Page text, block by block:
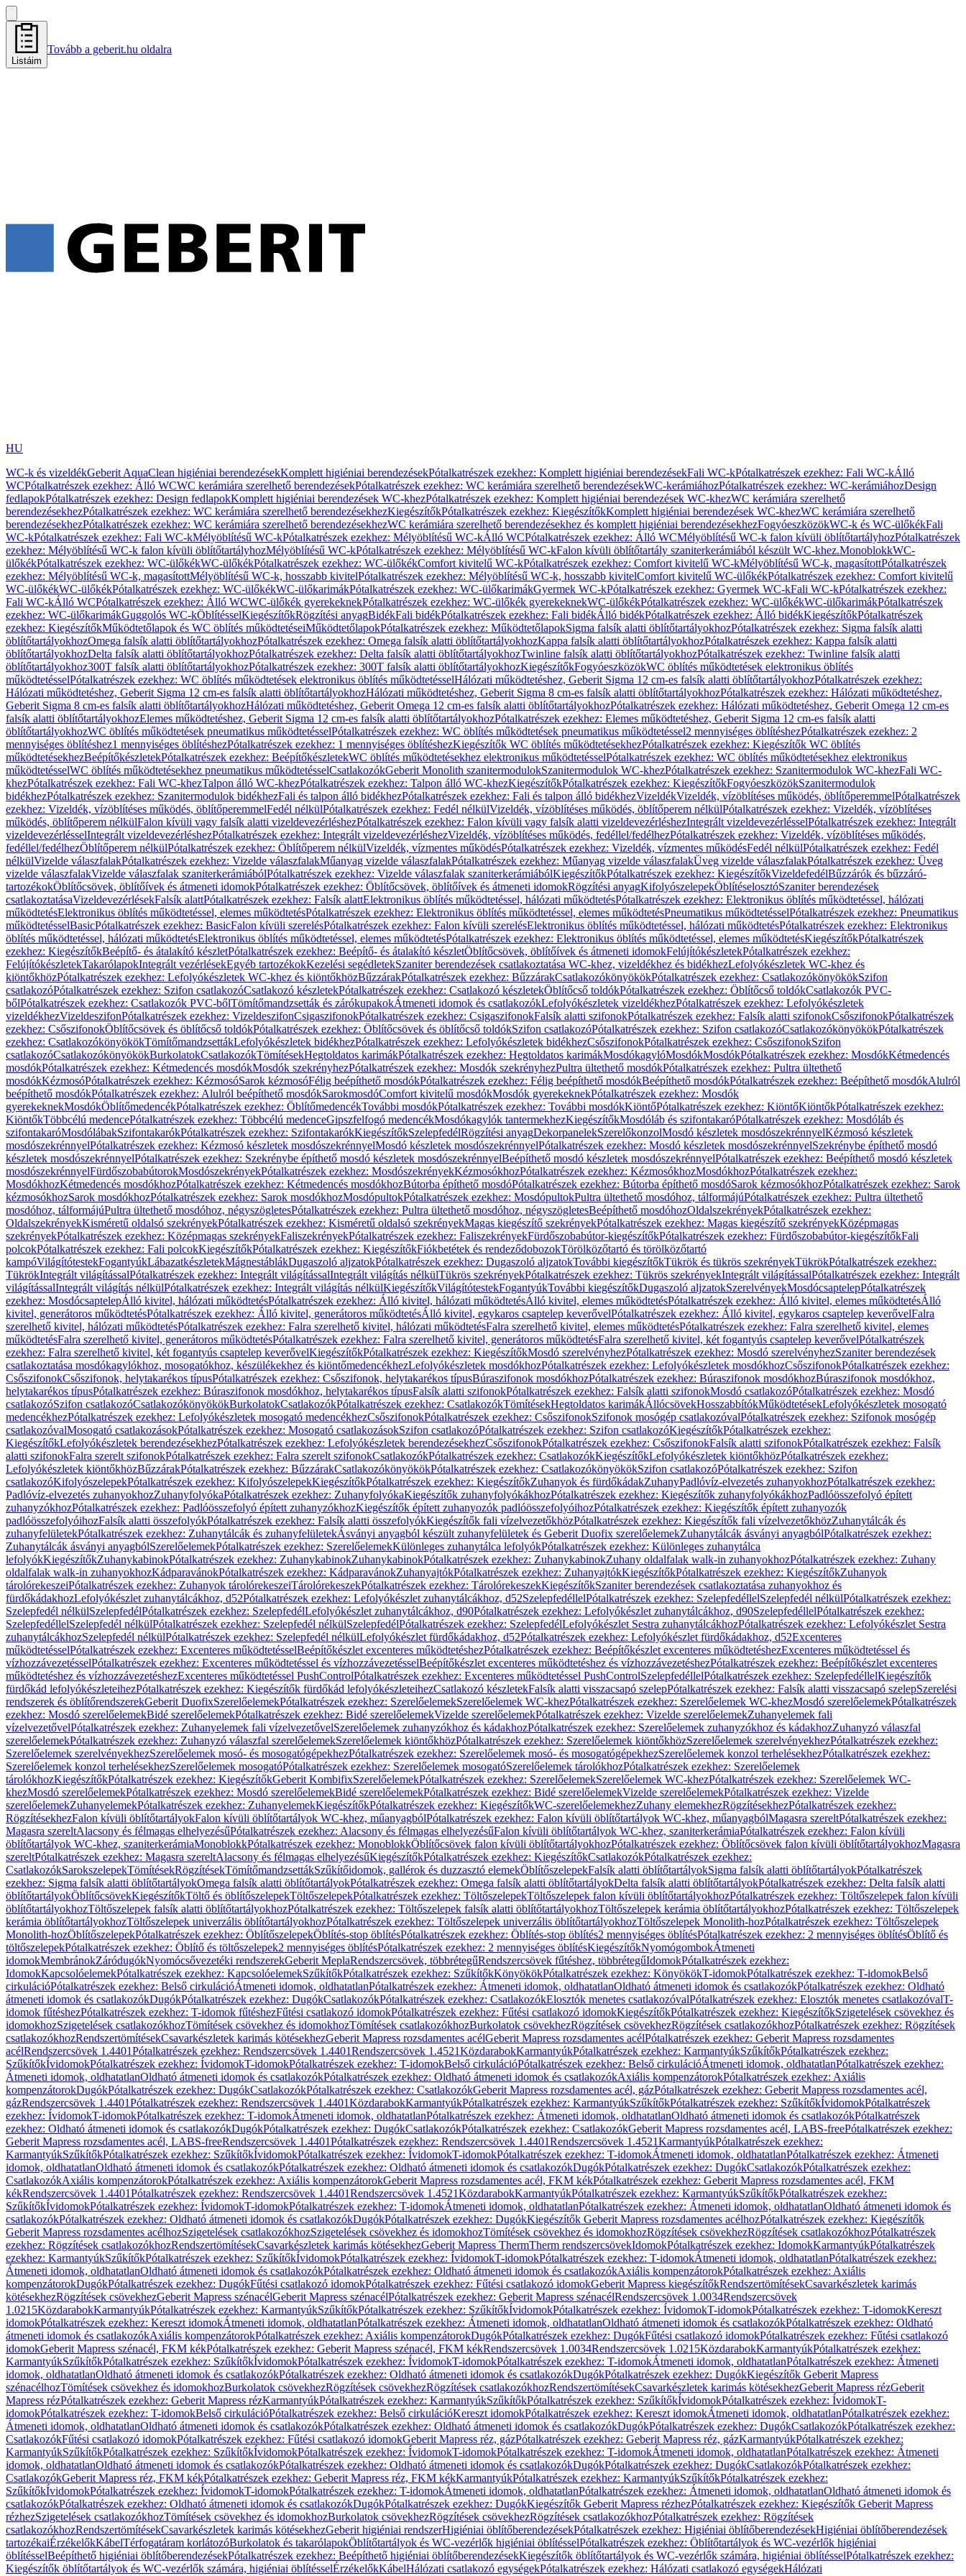
Listáim
Tovább a geberit.hu oldalra
HU
WC-k és vizeldékGeberit AquaClean higiéniai berendezésekKomplett higiéniai berendezésekPótalkatrészek ezekhez: Komplett higiéniai berendezésekFali WC-kPótalkatrészek ezekhez: Fali WC-kÁlló
WCPótalkatrészek ezekhez: Álló WCWC kerámiára szerelhető berendezésekPótalkatrészek ezekhez: WC kerámiára szerelhető berendezésekWC-kerámiáhozPótalkatrészek ezekhez: WC-kerámiáhozDesign
fedlapokPótalkatrészek ezekhez: Design fedlapokKomplett higiéniai berendezések WC-khezPótalkatrészek ezekhez: Komplett higiéniai berendezések WC-khezWC kerámiára szerelhető
berendezésekhezPótalkatrészek ezekhez: WC kerámiára szerelhető berendezésekhezKiegészítőkPótalkatrészek ezekhez: KiegészítőkKomplett higiéniai berendezések WC-khezWC kerámiára szerelhető
berendezésekhezPótalkatrészek ezekhez: WC kerámiára szerelhető berendezésekhezWC kerámiára szerelhető berendezésekhez és komplett higiéniai berendezésekhezFogyóeszközökWC-k és WC-ülőkékFali
WC-kPótalkatrészek ezekhez: Fali WC-kMélyöblítésű WC-kPótalkatrészek ezekhez: Mélyöblítésű WC-kÁlló WCPótalkatrészek ezekhez: Álló WCMélyöblítésű WC-k falon kívüli öblítőtartályhozPótalkatrészek
ezekhez: Mélyöblítésű WC-k falon kívüli öblítőtartályhozMélyöblítésű WC-kPótalkatrészek ezekhez: Mélyöblítésű WC-kFalon kívüli öblítőtartály szaniterkerámiából készült WC-khez.MonoblokkWC-
ülőkékPótalkatrészek ezekhez: WC-ülőkékWC-ülőkékPótalkatrészek ezekhez: WC-ülőkékComfort kivitelű WC-kPótalkatrészek ezekhez: Comfort kivitelű WC-kMélyöblítésű WC-k, magasítottPótalkatrészek
ezekhez: Mélyöblítésű WC-k, magasítottMélyöblítésű WC-k, hosszabb kivitelPótalkatrészek ezekhez: Mélyöblítésű WC-k, hosszabb kivitelComfort kivitelű WC-ülőkékPótalkatrészek ezekhez: Comfort kivitelű
WC-ülőkékWC-ülőkékPótalkatrészek ezekhez: WC-ülőkékWC-ülőkarimákPótalkatrészek ezekhez: WC-ülőkarimákGyermek WC-kPótalkatrészek ezekhez: Gyermek WC-kFali WC-kPótalkatrészek ezekhez:
Fali WC-kÁlló WCPótalkatrészek ezekhez: Álló WCWC-ülőkék gyerekeknekPótalkatrészek ezekhez: WC-ülőkék gyerekeknekWC-ülőkékPótalkatrészek ezekhez: WC-ülőkékWC-ülőkarimákPótalkatrészek
ezekhez: WC-ülőkarimákGuggolós WC-kÖblítésselKiegészítőkRögzítési anyagBidékFali bidékPótalkatrészek ezekhez: Fali bidékÁlló bidékPótalkatrészek ezekhez: Álló bidékKiegészítőkPótalkatrészek
ezekhez: KiegészítőkMűködtetőlapok és WC öblítés működtetéseiMűködtetőlapokPótalkatrészek ezekhez: MűködtetőlapokSigma falsík alatti öblítőtartályokhozPótalkatrészek ezekhez: Sigma falsík alatti
öblítőtartályokhozOmega falsík alatti öblítőtartályokhozPótalkatrészek ezekhez: Omega falsík alatti öblítőtartályokhozKappa falsík alatti öblítőtartályokhozPótalkatrészek ezekhez: Kappa falsík alatti
öblítőtartályokhozDelta falsík alatti öblítőtartályokhozPótalkatrészek ezekhez: Delta falsík alatti öblítőtartályokhozTwinline falsík alatti öblítőtartályokhozPótalkatrészek ezekhez: Twinline falsík alatti
öblítőtartályokhoz300T falsík alatti öblítőtartályokhozPótalkatrészek ezekhez: 300T falsík alatti öblítőtartályokhozKiegészítőkFogyóeszközökWC öblítés működtetések elektronikus öblítés
működtetésselPótalkatrészek ezekhez: WC öblítés működtetések elektronikus öblítés működtetésselHálózati működtetéshez, Geberit Sigma 12 cm-es falsík alatti öblítőtartályokhozPótalkatrészek ezekhez:
Hálózati működtetéshez, Geberit Sigma 12 cm-es falsík alatti öblítőtartályokhozHálózati működtetéshez, Geberit Sigma 8 cm-es falsík alatti öblítőtartályokhozPótalkatrészek ezekhez: Hálózati működtetéshez,
Geberit Sigma 8 cm-es falsík alatti öblítőtartályokhozHálózati működtetéshez, Geberit Omega 12 cm-es falsík alatti öblítőtartályokhozPótalkatrészek ezekhez: Hálózati működtetéshez, Geberit Omega 12 cm-es
falsík alatti öblítőtartályokhozElemes működtetéshez, Geberit Sigma 12 cm-es falsík alatti öblítőtartályokhozPótalkatrészek ezekhez: Elemes működtetéshez, Geberit Sigma 12 cm-es falsík alatti
öblítőtartályokhozWC öblítés működtetések pneumatikus működtetésselPótalkatrészek ezekhez: WC öblítés működtetések pneumatikus működtetéssel2 mennyiséges öblítéshezPótalkatrészek ezekhez: 2
mennyiséges öblítéshez1 mennyiséges öblítéshezPótalkatrészek ezekhez: 1 mennyiséges öblítéshezKiegészítők WC öblítés működtetésekhezPótalkatrészek ezekhez: Kiegészítők WC öblítés
működtetésekhezBeépítőkészletekPótalkatrészek ezekhez: BeépítőkészletekWC öblítés működtetésekhez elektronikus működtetésselPótalkatrészek ezekhez: WC öblítés működtetésekhez elektronikus
működtetésselWC öblítés működtetésekhez pneumatikus működtetésselCsatlakozókGeberit Monolith szanitermodulokSzanitermodulok WC-khezPótalkatrészek ezekhez: Szanitermodulok WC-khezFali WC-
khezPótalkatrészek ezekhez: Fali WC-khezTalpon álló WC-khezPótalkatrészek ezekhez: Talpon álló WC-khezKiegészítőkPótalkatrészek ezekhez: KiegészítőkFogyóeszközökSzanitermodulok
bidékhezPótalkatrészek ezekhez: Szanitermodulok bidékhezFali és talpon álló bidékhezPótalkatrészek ezekhez: Fali és talpon álló bidékhezVizeldékVizeldék, vízöblítéses működés, öblítőperemmelPótalkatrészek
ezekhez: Vizeldék, vízöblítéses működés, öblítőperemmelFedél nélkülPótalkatrészek ezekhez: Fedél nélkülVizeldék, vízöblítéses működés, öblítőperem nélkülPótalkatrészek ezekhez: Vizeldék, vízöblítéses
működés, öblítőperem nélkülFalon kívüli vagy falsík alatti vizeldevezérléshezPótalkatrészek ezekhez: Falon kívüli vagy falsík alatti vizeldevezérléshezIntegrált vizeldevezérlésselPótalkatrészek ezekhez: Integrált
vizeldevezérlésselIntegrált vizeldevezérléshezPótalkatrészek ezekhez: Integrált vizeldevezérléshezVizeldék, vízöblítéses működés, fedéllel/fedélhezPótalkatrészek ezekhez: Vizeldék, vízöblítéses működés,
fedéllel/fedélhezÖblítőperem nélkülPótalkatrészek ezekhez: Öblítőperem nélkülVizeldék, vízmentes működésPótalkatrészek ezekhez: Vizeldék, vízmentes működésFedél nélkülPótalkatrészek ezekhez: Fedél
nélkülVizelde válaszfalakPótalkatrészek ezekhez: Vizelde válaszfalakMűanyag vizelde válaszfalakPótalkatrészek ezekhez: Műanyag vizelde válaszfalakÜveg vizelde válaszfalakPótalkatrészek ezekhez: Üveg
vizelde válaszfalakVizelde válaszfalak szaniterkerámiábólPótalkatrészek ezekhez: Vizelde válaszfalak szaniterkerámiábólKiegészítőkPótalkatrészek ezekhez: KiegészítőkVizeldefedélBűzzárók és bűzzáró-
tartozékokÖblítőcsövek, öblítőívek és átmeneti idomokPótalkatrészek ezekhez: Öblítőcsövek, öblítőívek és átmeneti idomokRögzítési anyagKifolyószelepekÖblítéselosztóSzaniter berendezések
csatlakoztatásaVizeldevezérlésekFalsík alattPótalkatrészek ezekhez: Falsík alattElektronikus öblítés működtetéssel, hálózati működtetésPótalkatrészek ezekhez: Elektronikus öblítés működtetéssel, hálózati
működtetésElektronikus öblítés működtetéssel, elemes működtetésPótalkatrészek ezekhez: Elektronikus öblítés működtetéssel, elemes működtetésPneumatikus működtetésselPótalkatrészek ezekhez: Pneumatikus
működtetésselBasicPótalkatrészek ezekhez: BasicFalon kívüli szerelésPótalkatrészek ezekhez: Falon kívüli szerelésElektronikus öblítés működtetéssel, hálózati működtetésPótalkatrészek ezekhez: Elektronikus
öblítés működtetéssel, hálózati működtetésElektronikus öblítés működtetéssel, elemes működtetésPótalkatrészek ezekhez: Elektronikus öblítés működtetéssel, elemes működtetésKiegészítőkPótalkatrészek
ezekhez: KiegészítőkBeépítő- és átalakító készletPótalkatrészek ezekhez: Beépítő- és átalakító készletÖblítőcsövek, öblítőívek és átmeneti idomokFelújítókészletekPótalkatrészek ezekhez:
FelújítókészletekTakarólapokIntegrált vezérlésekEgyéb tartozékokKezelési segédletekSzaniter berendezések csatlakoztatása WC-khez, vizeldékhez és bidékhezLefolyókészletek WC-khez és
kiöntőkhözPótalkatrészek ezekhez: Lefolyókészletek WC-khez és kiöntőkhözBűzzárakPótalkatrészek ezekhez: BűzzárakCsatlakozókönyökökPótalkatrészek ezekhez: CsatlakozókönyökökSzifon
csatlakozóPótalkatrészek ezekhez: Szifon csatlakozóCsatlakozó készletekPótalkatrészek ezekhez: Csatlakozó készletekÖblítőcső toldókPótalkatrészek ezekhez: Öblítőcső toldókCsatlakozók PVC-
bőlPótalkatrészek ezekhez: Csatlakozók PVC-bőlTömítőmandzsetták és zárókupakokÁtmeneti idomok és csatlakozókLefolyókészletek vizeldékhezPótalkatrészek ezekhez: Lefolyókészletek
vizeldékhezVizeldeszifonPótalkatrészek ezekhez: VizeldeszifonCsigaszifonokPótalkatrészek ezekhez: CsigaszifonokFalsík alatti szifonokPótalkatrészek ezekhez: Falsík alatti szifonokCsőszifonokPótalkatrészek
ezekhez: CsőszifonokÖblítőcsövek és öblítőcső toldókPótalkatrészek ezekhez: Öblítőcsövek és öblítőcső toldókSzifon csatlakozóPótalkatrészek ezekhez: Szifon csatlakozóCsatlakozókönyökökPótalkatrészek
ezekhez: CsatlakozókönyökökTömítőmandzsettákLefolyókészletek bidékhezPótalkatrészek ezekhez: Lefolyókészletek bidékhezCsőszifonokPótalkatrészek ezekhez: CsőszifonokSzifon
csatlakozóCsatlakozókönyökökBurkolatokCsatlakozókTömítésekHegtoldatos karimákPótalkatrészek ezekhez: Hegtoldatos karimákMosdókagylóMosdókMosdókPótalkatrészek ezekhez: MosdókKétmedencés
mosdókPótalkatrészek ezekhez: Kétmedencés mosdókMosdók szekrényhezPótalkatrészek ezekhez: Mosdók szekrényhezPultra ültethető mosdókPótalkatrészek ezekhez: Pultra ültethető
mosdókKézmosóPótalkatrészek ezekhez: KézmosóSarok kézmosóFélig beépíthető mosdókPótalkatrészek ezekhez: Félig beépíthető mosdókBeépíthető mosdókPótalkatrészek ezekhez: Beépíthető mosdókAlulról
beépíthető mosdókPótalkatrészek ezekhez: Alulról beépíthető mosdókSarokmosdóComfort kivitelű mosdókMosdók gyerekeknekPótalkatrészek ezekhez: Mosdók
gyerekeknekMosdókÖblítőmedencékPótalkatrészek ezekhez: ÖblítőmedencékTovábbi mosdókPótalkatrészek ezekhez: További mosdókKiöntőPótalkatrészek ezekhez: KiöntőKiöntőkPótalkatrészek ezekhez:
KiöntőkTöbbcélú medencePótalkatrészek ezekhez: Többcélú medenceGipszfelfogó medencékMosdókagylók tantermekhezKiegészítőkMosdóláb és szifontakaróPótalkatrészek ezekhez: Mosdóláb és
szifontakaróMosdólábakSzifontakarókPótalkatrészek ezekhez: SzifontakarókKiegészítőkSzelepfedélRögzítési anyagDekorpanelekSzerelőkonzolMosdó készletek mosdószekrénnyelKézmosó készletek
mosdószekrénnyelPótalkatrészek ezekhez: Kézmosó készletek mosdószekrénnyelMosdó készletek mosdószekrénnyelPótalkatrészek ezekhez: Mosdó készletek mosdószekrénnyelSzekrénybe építhető mosdó
készletek mosdószekrénnyelPótalkatrészek ezekhez: Szekrénybe építhető mosdó készletek mosdószekrénnyelBeépíthető mosdó készletek mosdószekrénnyelPótalkatrészek ezekhez: Beépíthető mosdó készletek
mosdószekrénnyelFürdőszobabútorokMosdószekrényekPótalkatrészek ezekhez: MosdószekrényekKézmosókhozPótalkatrészek ezekhez: KézmosókhozMosdókhozPótalkatrészek ezekhez:
MosdókhozKétmedencés mosdókhozPótalkatrészek ezekhez: Kétmedencés mosdókhozBútorba építhető mosdóPótalkatrészek ezekhez: Bútorba építhető mosdóSarok kézmosókhozPótalkatrészek ezekhez: Sarok
kézmosókhozSarok mosdókhozPótalkatrészek ezekhez: Sarok mosdókhozMosdópultokPótalkatrészek ezekhez: MosdópultokPultra ültethető mosdóhoz, tálformájúPótalkatrészek ezekhez: Pultra ültethető
mosdóhoz, tálformájúPultra ültethető mosdóhoz, négyszögletesPótalkatrészek ezekhez: Pultra ültethető mosdóhoz, négyszögletesBeépíthető mosdóhozOldalszekrényekPótalkatrészek ezekhez:
OldalszekrényekKisméretű oldalsó szekrényekPótalkatrészek ezekhez: Kisméretű oldalsó szekrényekMagas kiegészítő szekrényekPótalkatrészek ezekhez: Magas kiegészítő szekrényekKözépmagas
szekrényekPótalkatrészek ezekhez: Középmagas szekrényekFaliszekrényekPótalkatrészek ezekhez: FaliszekrényekFürdőszobabútor-kiegészítőkPótalkatrészek ezekhez: Fürdőszobabútor-kiegészítőkFali
polcokPótalkatrészek ezekhez: Fali polcokKiegészítőkPótalkatrészek ezekhez: KiegészítőkFiókbetétek és rendeződobozokTörölközőtartó és törölközőtartó
kampóVilágítótestekFogantyúkLábazatkészletekMágnestáblákDugaszoló aljzatokPótalkatrészek ezekhez: Dugaszoló aljzatokTovábbi kiegészítőkTükrök és tükrös szekrényekTükrökPótalkatrészek ezekhez:
TükrökIntegrált világítássalPótalkatrészek ezekhez: Integrált világítássalIntegrált világítás nélkülTükrös szekrényekPótalkatrészek ezekhez: Tükrös szekrényekIntegrált világítássalPótalkatrészek ezekhez: Integrált
világítássalIntegrált világítás nélkülPótalkatrészek ezekhez: Integrált világítás nélkülKiegészítőkVilágítótestekFogantyúkTovábbi kiegészítőkDugaszoló aljzatokSzerelvényekMosdócsaptelepPótalkatrészek
ezekhez: MosdócsaptelepÁlló kivitel, hálózati működtetésPótalkatrészek ezekhez: Álló kivitel, hálózati működtetésÁlló kivitel, elemes működtetésPótalkatrészek ezekhez: Álló kivitel, elemes működtetésÁlló
kivitel, generátoros működtetésPótalkatrészek ezekhez: Álló kivitel, generátoros működtetésÁlló kivitel, egykaros csaptelep keverővelPótalkatrészek ezekhez: Álló kivitel, egykaros csaptelep keverővelFalra
szerelhető kivitel, hálózati működtetésPótalkatrészek ezekhez: Falra szerelhető kivitel, hálózati működtetésFalra szerelhető kivitel, elemes működtetésPótalkatrészek ezekhez: Falra szerelhető kivitel, elemes
működtetésFalra szerelhető kivitel, generátoros működtetésPótalkatrészek ezekhez: Falra szerelhető kivitel, generátoros működtetésFalra szerelhető kivitel, két fogantyús csaptelep keverővelPótalkatrészek
ezekhez: Falra szerelhető kivitel, két fogantyús csaptelep keverővelKiegészítőkPótalkatrészek ezekhez: KiegészítőkMosdó szerelvényhezPótalkatrészek ezekhez: Mosdó szerelvényhezSzaniter berendezések
csatlakoztatása mosdókagylókhoz, mosogatókhoz, készülékekhez és kiöntőmedencékhezLefolyókészletek mosdókhozPótalkatrészek ezekhez: Lefolyókészletek mosdókhozCsőszifonokPótalkatrészek ezekhez:
CsőszifonokCsőszifonok, helytakarékos típusPótalkatrészek ezekhez: Csőszifonok, helytakarékos típusBúraszifonok mosdókhozPótalkatrészek ezekhez: Búraszifonok mosdókhozBúraszifonok mosdókhoz,
helytakarékos típusPótalkatrészek ezekhez: Búraszifonok mosdókhoz, helytakarékos típusFalsík alatti szifonokPótalkatrészek ezekhez: Falsík alatti szifonokMosdó csatlakozóPótalkatrészek ezekhez: Mosdó
csatlakozóSzifon csatlakozóCsatlakozókönyökökBurkolatokCsatlakozókPótalkatrészek ezekhez: CsatlakozókTömítésekHegtoldatos karimákÁllócsövekHosszabbítókMűködtetésekLefolyókészletek mosogató
medencékhezPótalkatrészek ezekhez: Lefolyókészletek mosogató medencékhezCsőszifonokPótalkatrészek ezekhez: CsőszifonokSzifonok mosógép csatlakozóvalPótalkatrészek ezekhez: Szifonok mosógép
csatlakozóvalMosogató csatlakozásokPótalkatrészek ezekhez: Mosogató csatlakozásokSzifon csatlakozóPótalkatrészek ezekhez: Szifon csatlakozóKiegészítőkPótalkatrészek ezekhez:
KiegészítőkLefolyókészletek berendezésekhezPótalkatrészek ezekhez: Lefolyókészletek berendezésekhezCsőszifonokPótalkatrészek ezekhez: CsőszifonokFalsík alatti szifonokPótalkatrészek ezekhez: Falsík
alatti szifonokFalra szerelt szifonokPótalkatrészek ezekhez: Falra szerelt szifonokCsatlakozókPótalkatrészek ezekhez: CsatlakozókKiegészítőkLefolyókészletek kiöntőkhözPótalkatrészek ezekhez:
Lefolyókészletek kiöntőkhözBűzzárakPótalkatrészek ezekhez: BűzzárakCsatlakozókönyökökPótalkatrészek ezekhez: CsatlakozókönyökökSzifon csatlakozóPótalkatrészek ezekhez: Szifon
csatlakozóKifolyószelepekPótalkatrészek ezekhez: KifolyószelepekKiegészítőkPótalkatrészek ezekhez: KiegészítőkZuhanyok és fürdőkádakZuhanyPadlóvíz-elvezetés zuhanyokhozPótalkatrészek ezekhez:
Padlóvíz-elvezetés zuhanyokhozZuhanyfolyókaPótalkatrészek ezekhez: ZuhanyfolyókaKiegészítők zuhanyfolyókákhozPótalkatrészek ezekhez: Kiegészítők zuhanyfolyókákhozPadlóösszefolyó épített
zuhanyzókhozPótalkatrészek ezekhez: Padlóösszefolyó épített zuhanyzókhozKiegészítők épített zuhanyozók padlóösszefolyóihozPótalkatrészek ezekhez: Kiegészítők épített zuhanyozók
padlóösszefolyóihozFalsík alatti összefolyókPótalkatrészek ezekhez: Falsík alatti összefolyókKiegészítők fali vízelvezetőkhözPótalkatrészek ezekhez: Kiegészítők fali vízelvezetőkhözZuhanytálcák és
zuhanyfelületekPótalkatrészek ezekhez: Zuhanytálcák és zuhanyfelületekÁsványi anyagból készült zuhanyfelületek és Geberit Duofix szerelőelemekZuhanytálcák ásványi anyagbólPótalkatrészek ezekhez:
Zuhanytálcák ásványi anyagbólSzerelőelemekPótalkatrészek ezekhez: SzerelőelemekKülönleges zuhanytálca lefolyókPótalkatrészek ezekhez: Különleges zuhanytálca
lefolyókKiegészítőkZuhanykabinokPótalkatrészek ezekhez: ZuhanykabinokZuhanykabinokPótalkatrészek ezekhez: ZuhanykabinokZuhany oldalfalak walk-in zuhanyokhozPótalkatrészek ezekhez: Zuhany
oldalfalak walk-in zuhanyokhozKádparavánokPótalkatrészek ezekhez: KádparavánokZuhanyajtókPótalkatrészek ezekhez: ZuhanyajtókKiegészítőkPótalkatrészek ezekhez: KiegészítőkZuhanyok
tárolórekeszeiPótalkatrészek ezekhez: Zuhanyok tárolórekeszeiTárolórekeszekPótalkatrészek ezekhez: TárolórekeszekKiegészítőkSzaniter berendezések csatlakoztatása zuhanyokhoz és
fürdőkádakhozLefolyókészlet zuhanytálcákhoz, d52Pótalkatrészek ezekhez: Lefolyókészlet zuhanytálcákhoz, d52SzelepfedéllelPótalkatrészek ezekhez: SzelepfedéllelSzelepfedél nélkülPótalkatrészek ezekhez:
Szelepfedél nélkülSzelepfedélPótalkatrészek ezekhez: SzelepfedélLefolyókészlet zuhanytálcákhoz, d90Pótalkatrészek ezekhez: Lefolyókészlet zuhanytálcákhoz, d90SzelepfedéllelPótalkatrészek ezekhez:
SzelepfedéllelSzelepfedél nélkülPótalkatrészek ezekhez: Szelepfedél nélkülSzelepfedélPótalkatrészek ezekhez: SzelepfedélLefolyókészlet Sestra zuhanytálcákhozPótalkatrészek ezekhez: Lefolyókészlet Sestra
zuhanytálcákhozSzelepfedél nélkülPótalkatrészek ezekhez: Szelepfedél nélkülLefolyókészlet fürdőkádakhoz, d52Pótalkatrészek ezekhez: Lefolyókészlet fürdőkádakhoz, d52Excenteres
működtetésselPótalkatrészek ezekhez: Excenteres működtetésselBeépítőkészlet excenteres működtetéshezPótalkatrészek ezekhez: Beépítőkészlet excenteres működtetéshezExcenteres működtetéssel és
vízhozzávezetésselPótalkatrészek ezekhez: Excenteres működtetéssel és vízhozzávezetésselBeépítőkészlet excenteres működtetéshez és vízhozzávezetéshezPótalkatrészek ezekhez: Beépítőkészlet excenteres
működtetéshez és vízhozzávezetéshezExcenteres működtetéssel PushControlPótalkatrészek ezekhez: Excenteres működtetéssel PushControlSzelepfedéllelPótalkatrészek ezekhez: SzelepfedéllelKiegészítők
fürdőkád lefolyókészleteihezPótalkatrészek ezekhez: Kiegészítők fürdőkád lefolyókészleteihezCsatlakozó készletekFalsík alatti visszacsapó szelepPótalkatrészek ezekhez: Falsík alatti visszacsapó szelepSzerelési
rendszerek és öblítőrendszerekGeberit DuofixSzerelőelemekPótalkatrészek ezekhez: SzerelőelemekSzerelőelemek WC-khezPótalkatrészek ezekhez: Szerelőelemek WC-khezMosdó szerelőelemekPótalkatrészek
ezekhez: Mosdó szerelőelemekBidé szerelőelemekPótalkatrészek ezekhez: Bidé szerelőelemekVizelde szerelőelemekPótalkatrészek ezekhez: Vizelde szerelőelemekZuhanyelemek fali
vízelvezetővelPótalkatrészek ezekhez: Zuhanyelemek fali vízelvezetővelSzerelőelemek zuhanyzókhoz és kádakhozPótalkatrészek ezekhez: Szerelőelemek zuhanyzókhoz és kádakhozZuhanyzó válaszfal
szerelőelemekPótalkatrészek ezekhez: Zuhanyzó válaszfal szerelőelemekSzerelőelemek kiöntőkhözPótalkatrészek ezekhez: Szerelőelemek kiöntőkhözSzerelőelemek szerelvényekhezPótalkatrészek ezekhez:
Szerelőelemek szerelvényekhezSzerelőelemek mosó- és mosogatógépekhezPótalkatrészek ezekhez: Szerelőelemek mosó- és mosogatógépekhezSzerelőelemek konzol terhelésekhezPótalkatrészek ezekhez:
Szerelőelemek konzol terhelésekhezSzerelőelemek mosogatóPótalkatrészek ezekhez: Szerelőelemek mosogatóSzerelőelemek tárolókhozPótalkatrészek ezekhez: Szerelőelemek
tárolókhozKiegészítőkPótalkatrészek ezekhez: KiegészítőkGeberit KombifixSzerelőelemekPótalkatrészek ezekhez: SzerelőelemekSzerelőelemek WC-khezPótalkatrészek ezekhez: Szerelőelemek WC-
khezMosdó szerelőelemekPótalkatrészek ezekhez: Mosdó szerelőelemekBidé szerelőelemekPótalkatrészek ezekhez: Bidé szerelőelemekVizelde szerelőelemekPótalkatrészek ezekhez: Vizelde
szerelőelemekZuhanyelemekPótalkatrészek ezekhez: ZuhanyelemekKiegészítőkPótalkatrészek ezekhez: KiegészítőkWC-szerelőelemekhezZuhany elemekhezRögzítésekhezPótalkatrészek ezekhez:
RögzítésekhezFalon kívüli öblítőtartályokFalon kívüli öblítőtartályok WC-khez, műanyagbólPótalkatrészek ezekhez: Falon kívüli öblítőtartályok WC-khez, műanyagbólMagasra szereltPótalkatrészek ezekhez:
Magasra szereltAlacsony és félmagas elhelyezésűPótalkatrészek ezekhez: Alacsony és félmagas elhelyezésűFalon kívüli öblítőtartályok WC-khez, szaniterkerámiaPótalkatrészek ezekhez: Falon kívüli
öblítőtartályok WC-khez, szaniterkerámiaMonoblokkPótalkatrészek ezekhez: MonoblokkÖblítőcsövek falon kívüli öblítőtartályokhozPótalkatrészek ezekhez: Öblítőcsövek falon kívüli öblítőtartályokhozMagasra
szereltPótalkatrészek ezekhez: Magasra szereltAlacsony és félmagas elhelyezésűKiegészítőkPótalkatrészek ezekhez: KiegészítőkCsatlakozókPótalkatrészek ezekhez:
CsatlakozókSarokszelepekTömítésekRögzítésekTömítőmandzsettákSzűkítőidomok, gallérok és duzzasztó elemekÖblítőszelepekFalsík alatti öblítőtartályokSigma falsík alatti öblítőtartályokPótalkatrészek
ezekhez: Sigma falsík alatti öblítőtartályokOmega falsík alatti öblítőtartályokPótalkatrészek ezekhez: Omega falsík alatti öblítőtartályokDelta falsík alatti öblítőtartályokPótalkatrészek ezekhez: Delta falsík alatti
öblítőtartályokÖblítőcsövekKiegészítőkTöltő és öblítőszelepekTöltőszelepekPótalkatrészek ezekhez: TöltőszelepekTöltőszelepek falon kívüli öblítőtartályokhozPótalkatrészek ezekhez: Töltőszelepek falon kívüli
öblítőtartályokhozTöltőszelepek falsík alatti öblítőtartályokhozPótalkatrészek ezekhez: Töltőszelepek falsík alatti öblítőtartályokhozTöltőszelepek kerámia öblítőtartályokhozPótalkatrészek ezekhez: Töltőszelepek
kerámia öblítőtartályokhozTöltőszelepek univerzális öblítőtartályokhozPótalkatrészek ezekhez: Töltőszelepek univerzális öblítőtartályokhozTöltőszelepek Monolith-hozPótalkatrészek ezekhez: Töltőszelepek
Monolith-hozÖblítőszelepekPótalkatrészek ezekhez: ÖblítőszelepekÖblítés-stop öblítésPótalkatrészek ezekhez: Öblítés-stop öblítés2 mennyiséges öblítésPótalkatrészek ezekhez: 2 mennyiséges öblítésÖblítő és
töltőszelepekPótalkatrészek ezekhez: Öblítő és töltőszelepek2 mennyiséges öblítésPótalkatrészek ezekhez: 2 mennyiséges öblítésKiegészítőkNyomógombokÁtmeneti
idomokMembránokZáródugókNyomócsővezetéki rendszerekGeberit MeplaRendszercsövek, többrétegűRendszercsövek fűtéshez, többrétegűIdomokPótalkatrészek ezekhez:
IdomokKapcsolóelemekPótalkatrészek ezekhez: KapcsolóelemekSzűkítőkPótalkatrészek ezekhez: SzűkítőkKönyökökPótalkatrészek ezekhez: KönyökökT-idomokPótalkatrészek ezekhez: T-idomokBelső
cirkulációPótalkatrészek ezekhez: Belső cirkulációÁtmeneti idomok, oldhatatlanPótalkatrészek ezekhez: Átmeneti idomok, oldhatatlanOldható átmeneti idomok és csatlakozókPótalkatrészek ezekhez: Oldható
átmeneti idomok és csatlakozókDugókPótalkatrészek ezekhez: DugókCsatlakozókPótalkatrészek ezekhez: CsatlakozókElosztók menetes csatlakozóvalPótalkatrészek ezekhez: Elosztók menetes csatlakozóvalT-
idomok fűtéshezPótalkatrészek ezekhez: T-idomok fűtéshezFűtési csatlakozó idomokPótalkatrészek ezekhez: Fűtési csatlakozó idomokKiegészítőkPótalkatrészek ezekhez: KiegészítőkSzigetelések csövekhez és
idomokhozSzigetelések csatlakozókhozTömítések csövekhez és idomokhozTömítések csatlakozókhozBurkolatok csövekhezRögzítések csövekhezRögzítések csatlakozókhozPótalkatrészek ezekhez: Rögzítések
csatlakozókhozRendszertömítésekCsavarkészletek karimás kötésekhezGeberit Mapress rozsdamentes acélGeberit Mapress rozsdamentes acélPótalkatrészek ezekhez: Geberit Mapress rozsdamentes
acélRendszercsövek 1.4401Pótalkatrészek ezekhez: Rendszercsövek 1.4401Rendszercsövek 1.4521KözdarabokKarmantyúkPótalkatrészek ezekhez: KarmantyúkSzűkítőkPótalkatrészek ezekhez:
SzűkítőkÍvidomokPótalkatrészek ezekhez: ÍvidomokT-idomokPótalkatrészek ezekhez: T-idomokBelső cirkulációPótalkatrészek ezekhez: Belső cirkulációÁtmeneti idomok, oldhatatlanPótalkatrészek ezekhez:
Átmeneti idomok, oldhatatlanOldható átmeneti idomok és csatlakozókPótalkatrészek ezekhez: Oldható átmeneti idomok és csatlakozókAxiális kompenzátorokPótalkatrészek ezekhez: Axiális
kompenzátorokDugókPótalkatrészek ezekhez: DugókCsatlakozókPótalkatrészek ezekhez: CsatlakozókGeberit Mapress rozsdamentes acél, gázPótalkatrészek ezekhez: Geberit Mapress rozsdamentes acél,
gázRendszercsövek 1.4401Pótalkatrészek ezekhez: Rendszercsövek 1.4401KözdarabokKarmantyúkPótalkatrészek ezekhez: KarmantyúkSzűkítőkPótalkatrészek ezekhez: SzűkítőkÍvidomokPótalkatrészek
ezekhez: ÍvidomokT-idomokPótalkatrészek ezekhez: T-idomokÁtmeneti idomok, oldhatatlanPótalkatrészek ezekhez: Átmeneti idomok, oldhatatlanOldható átmeneti idomok és csatlakozókPótalkatrészek
ezekhez: Oldható átmeneti idomok és csatlakozókDugókPótalkatrészek ezekhez: DugókCsatlakozókPótalkatrészek ezekhez: CsatlakozókGeberit Mapress rozsdamentes acél, LABS-freePótalkatrészek ezekhez:
Geberit Mapress rozsdamentes acél, LABS-freeRendszercsövek 1.4401Pótalkatrészek ezekhez: Rendszercsövek 1.4401Rendszercsövek 1.4521KarmantyúkPótalkatrészek ezekhez:
KarmantyúkSzűkítőkPótalkatrészek ezekhez: SzűkítőkÍvidomokPótalkatrészek ezekhez: ÍvidomokT-idomokPótalkatrészek ezekhez: T-idomokÁtmeneti idomok, oldhatatlanPótalkatrészek ezekhez: Átmeneti
idomok, oldhatatlanOldható átmeneti idomok és csatlakozókPótalkatrészek ezekhez: Oldható átmeneti idomok és csatlakozókDugókPótalkatrészek ezekhez: DugókCsatlakozókPótalkatrészek ezekhez:
CsatlakozókAxiális kompenzátorokPótalkatrészek ezekhez: Axiális kompenzátorokGeberit Mapress rozsdamentes acél, FKM kékPótalkatrészek ezekhez: Geberit Mapress rozsdamentes acél, FKM
kékRendszercsövek 1.4401Pótalkatrészek ezekhez: Rendszercsövek 1.4401Rendszercsövek 1.4521KözdarabokKarmantyúkPótalkatrészek ezekhez: KarmantyúkSzűkítőkPótalkatrészek ezekhez:
SzűkítőkÍvidomokPótalkatrészek ezekhez: ÍvidomokT-idomokPótalkatrészek ezekhez: T-idomokÁtmeneti idomok, oldhatatlanPótalkatrészek ezekhez: Átmeneti idomok, oldhatatlanOldható átmeneti idomok és
csatlakozókPótalkatrészek ezekhez: Oldható átmeneti idomok és csatlakozókDugókPótalkatrészek ezekhez: DugókKiegészítők Geberit Mapress rozsdamentes acélhozPótalkatrészek ezekhez: Kiegészítők
Geberit Mapress rozsdamentes acélhozSzigetelések csatlakozókhozSzigetelések csövekhez és idomokhozTömítések csövekhez és idomokhozRögzítések csövekhezRögzítések csatlakozókhozPótalkatrészek
ezekhez: Rögzítések csatlakozókhozRendszertömítésekCsavarkészletek karimás kötésekhezGeberit Mapress ThermTherm rendszercsövekIdomokPótalkatrészek ezekhez: IdomokKarmantyúkPótalkatrészek
ezekhez: KarmantyúkSzűkítőkPótalkatrészek ezekhez: SzűkítőkÍvidomokPótalkatrészek ezekhez: ÍvidomokT-idomokPótalkatrészek ezekhez: T-idomokÁtmeneti idomok, oldhatatlanPótalkatrészek ezekhez:
Átmeneti idomok, oldhatatlanOldható átmeneti idomok és csatlakozókPótalkatrészek ezekhez: Oldható átmeneti idomok és csatlakozókAxiális kompenzátorokPótalkatrészek ezekhez: Axiális
kompenzátorokDugókPótalkatrészek ezekhez: DugókFűtési csatlakozó idomokPótalkatrészek ezekhez: Fűtési csatlakozó idomokGeberit Mapress kiegészítőkRendszertömítésekCsavarkészletek karimás
kötésekhezRögzítések csövekhezGeberit Mapress szénacélGeberit Mapress szénacélPótalkatrészek ezekhez: Geberit Mapress szénacélRendszercsövek 1.0034Rendszercsövek
1.0215KözdarabokKarmantyúkPótalkatrészek ezekhez: KarmantyúkSzűkítőkPótalkatrészek ezekhez: SzűkítőkÍvidomokPótalkatrészek ezekhez: ÍvidomokT-idomokPótalkatrészek ezekhez: T-idomokKereszt
idomokPótalkatrészek ezekhez: Kereszt idomokÁtmeneti idomok, oldhatatlanPótalkatrészek ezekhez: Átmeneti idomok, oldhatatlanOldható átmeneti idomok és csatlakozókPótalkatrészek ezekhez: Oldható
átmeneti idomok és csatlakozókAxiális kompenzátorokPótalkatrészek ezekhez: Axiális kompenzátorokDugókPótalkatrészek ezekhez: DugókFűtési csatlakozó idomokPótalkatrészek ezekhez: Fűtési csatlakozó
idomokGeberit Mapress szénacél, FKM kékPótalkatrészek ezekhez: Geberit Mapress szénacél, FKM kékRendszercsövek 1.0034Rendszercsövek 1.0215KözdarabokKarmantyúkPótalkatrészek ezekhez:
KarmantyúkSzűkítőkPótalkatrészek ezekhez: SzűkítőkÍvidomokPótalkatrészek ezekhez: ÍvidomokT-idomokPótalkatrészek ezekhez: T-idomokÁtmeneti idomok, oldhatatlanPótalkatrészek ezekhez: Átmeneti
idomok, oldhatatlanOldható átmeneti idomok és csatlakozókPótalkatrészek ezekhez: Oldható átmeneti idomok és csatlakozókDugókPótalkatrészek ezekhez: DugókKiegészítők Geberit Mapress
szénacélhozTömítések csövekhez és idomokhozBurkolatok csövekhezRögzítések csövekhezRögzítések csatlakozókhozRendszertömítésekCsavarkészletek karimás kötésekhezGeberit Mapress rézGeberit
Mapress rézPótalkatrészek ezekhez: Geberit Mapress rézKarmantyúkPótalkatrészek ezekhez: KarmantyúkSzűkítőkPótalkatrészek ezekhez: SzűkítőkÍvidomokPótalkatrészek ezekhez: ÍvidomokT-
idomokPótalkatrészek ezekhez: T-idomokBelső cirkulációPótalkatrészek ezekhez: Belső cirkulációKereszt idomokPótalkatrészek ezekhez: Kereszt idomokÁtmeneti idomok, oldhatatlanPótalkatrészek ezekhez:
Átmeneti idomok, oldhatatlanOldható átmeneti idomok és csatlakozókPótalkatrészek ezekhez: Oldható átmeneti idomok és csatlakozókDugókPótalkatrészek ezekhez: DugókCsatlakozókPótalkatrészek ezekhez:
CsatlakozókFűtési csatlakozó idomokPótalkatrészek ezekhez: Fűtési csatlakozó idomokGeberit Mapress réz, gázPótalkatrészek ezekhez: Geberit Mapress réz, gázKarmantyúkPótalkatrészek ezekhez:
KarmantyúkSzűkítőkPótalkatrészek ezekhez: SzűkítőkÍvidomokPótalkatrészek ezekhez: ÍvidomokT-idomokPótalkatrészek ezekhez: T-idomokÁtmeneti idomok, oldhatatlanPótalkatrészek ezekhez: Átmeneti
idomok, oldhatatlanOldható átmeneti idomok és csatlakozókPótalkatrészek ezekhez: Oldható átmeneti idomok és csatlakozókDugókPótalkatrészek ezekhez: DugókCsatlakozókPótalkatrészek ezekhez:
CsatlakozókGeberit Mapress réz, FKM kékPótalkatrészek ezekhez: Geberit Mapress réz, FKM kékKarmantyúkPótalkatrészek ezekhez: KarmantyúkSzűkítőkPótalkatrészek ezekhez:
SzűkítőkÍvidomokPótalkatrészek ezekhez: ÍvidomokT-idomokPótalkatrészek ezekhez: T-idomokÁtmeneti idomok, oldhatatlanPótalkatrészek ezekhez: Átmeneti idomok, oldhatatlanOldható átmeneti idomok és
csatlakozókPótalkatrészek ezekhez: Oldható átmeneti idomok és csatlakozókDugókPótalkatrészek ezekhez: DugókKiegészítők Geberit Mapress rézhezPótalkatrészek ezekhez: Kiegészítők Geberit Mapress
rézhezSzigetelések csatlakozókhozTömítések csövekhez és idomokhozBurkolatok csövekhezRögzítések csövekhezRögzítések csatlakozókhozPótalkatrészek ezekhez: Rögzítések
csatlakozókhozRendszertömítésekCsavarkészletek karimás kötésekhezGeberit higiéniai rendszerHigiéniai öblítőberendezésekPótalkatrészek ezekhez: Higiéniai öblítőberendezésekHigiéniai öblítőberendezések
tartozékaiÉrzékelőkKábelTérfogatáram korlátozóBurkolatok és takarólapokÖblítőtartályok és WC-vezérlők higiéniai öblítésselPótalkatrészek ezekhez: Öblítőtartályok és WC-vezérlők higiéniai
öblítésselBeépíthető higiéniai öblítőberendezésekPótalkatrészek ezekhez: Beépíthető higiéniai öblítőberendezésekKiegészítők öblítőtartályok és WC-vezérlők számára, higiéniai öblítésselPótalkatrészek ezekhez:
Kiegészítők öblítőtartályok és WC-vezérlők számára, higiéniai öblítésselÉrzékelőkKábelHálózati csatlakozó egységekPótalkatrészek ezekhez: Hálózati csatlakozó egységekHálózati